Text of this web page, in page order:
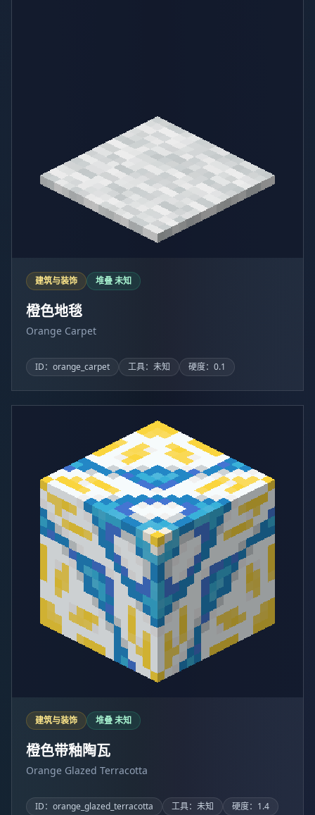
建筑与装饰 堆叠 未知
橙色地毯
Orange Carpet
ID：orange_carpet 工具：未知 硬度：0.1
建筑与装饰 堆叠 未知
橙色带釉陶瓦
Orange Glazed Terracotta
ID：orange_glazed_terracotta 工具：未知 硬度：1.4